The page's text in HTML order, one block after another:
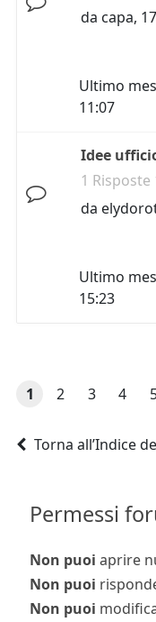
da capa,
Ultimo
11:07
Idee
1 Risposte
da
Ultimo
15:23
1 2 3 4
Torna all’Indice
Permessi
Non puoi aprire
Non puoi
Non puoi